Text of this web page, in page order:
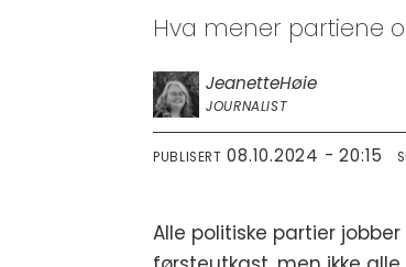
Hva mener partiene
JeanetteHøie
JOURNALIST
PUBLISERT 08.10.2024 - 20:15
Alle politiske partier